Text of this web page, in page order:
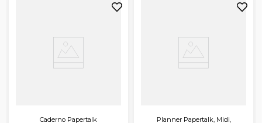
Caderno Papertalk Planner Papertalk, Midi,